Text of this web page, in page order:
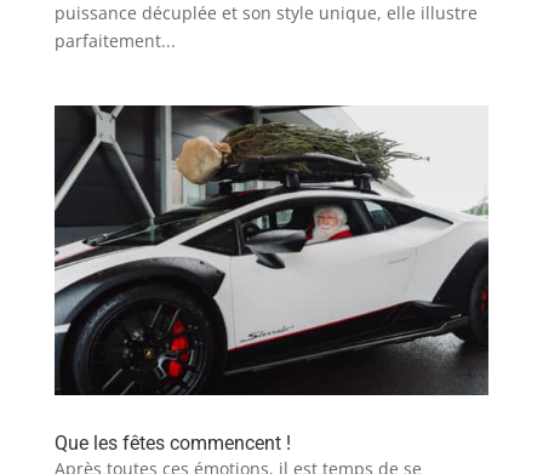
puissance décuplée et son style unique, elle illustre
parfaitement...
Que les fêtes commencent !
Après toutes ces émotions, il est temps de se